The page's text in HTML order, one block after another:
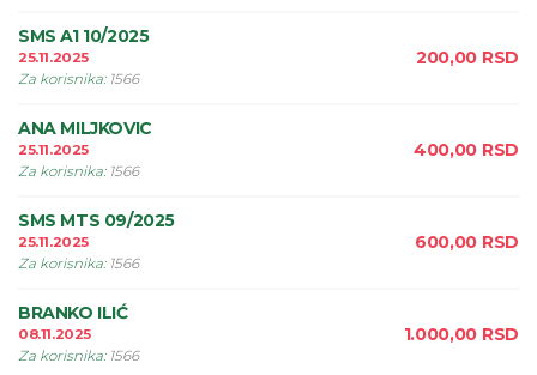
SMS A1 10/2025
25.11.2025
Za korisnika: 1566
200,00 RSD
ANA MILJKOVIC
25.11.2025
Za korisnika: 1566
400,00 RSD
SMS MTS 09/2025
25.11.2025
Za korisnika: 1566
600,00 RSD
BRANKO ILIĆ
08.11.2025
Za korisnika: 1566
1.000,00 RSD